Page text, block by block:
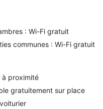
Laterns - Klangholzhus.
Gapfohl. Dans cet
de choix
soins complets.
gratuit
salon
: Wi-Fi gratuit
communes : Wi-Fi gratuit
à proximité
gratuitement sur place